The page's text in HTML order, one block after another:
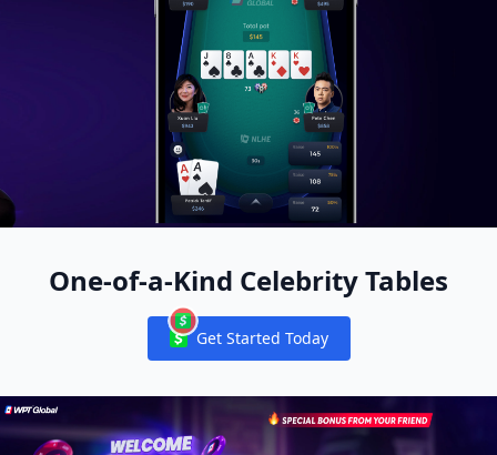
One-of-a-Kind Celebrity Tables
Notifications
Get Started Today